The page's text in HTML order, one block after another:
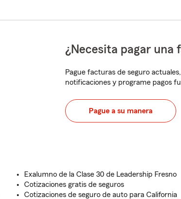
¿Necesita pagar una
Pague facturas de seguro
notificaciones y programe pagos
Pague a su manera
Exalumno de la Clase 30 de Leadership Fresno
Cotizaciones gratis de seguros
Cotizaciones de seguro de auto para California